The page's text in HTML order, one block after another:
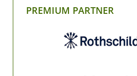
PREMIUM PARTNER